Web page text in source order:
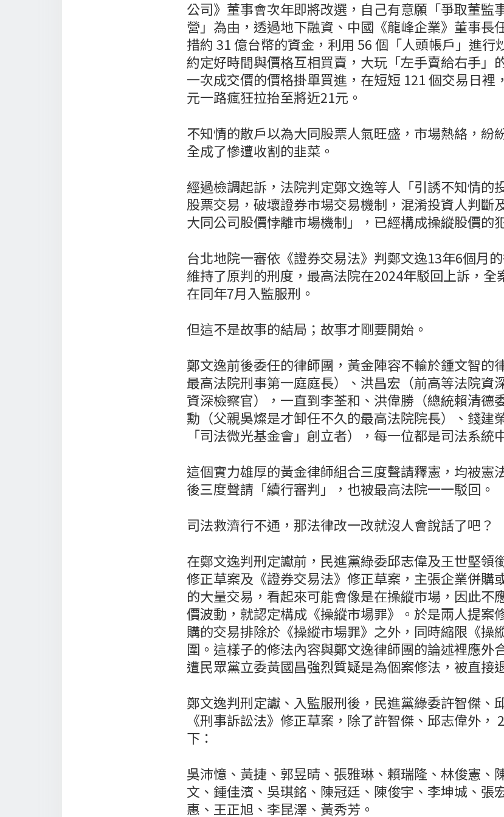
公司》董事會次年即將改選，自己有意願「爭取董監
營」為由，透過地下融資、中國《龍峰企業》董事長
措約 31 億台幣的資金，利用 56 個「人頭帳戶」進行
約定好時間與價格互相買賣，大玩「左手賣給右手」
一次成交價的價格掛單買進，在短短 121 個交易日裡
元一路瘋狂拉抬至將近21元。
不知情的散戶以為大同股票人氣旺盛，市場熱絡，紛
全成了慘遭收割的韭菜。
經過檢調起訴，法院判定鄭文逸等人「引誘不知情的
股票交易，破壞證券市場交易機制，混淆投資人判斷
大同公司股價悖離市場機制」，已經構成操縱股價的
台北地院一審依《證券交易法》判鄭文逸13年6個月
維持了原判的刑度，最高法院在2024年駁回上訴，全
在同年7月入監服刑。
但這不是故事的結局；故事才剛要開始。
鄭文逸前後委任的律師團，黃金陣容不輸於鍾文智的
最高法院刑事第一庭庭長）、洪昌宏（前高等法院資
資深檢察官），一直到李荃和、洪偉勝（總統賴清德
勳（父親吳燦是才卸任不久的最高法院院長）、錢建
「司法微光基金會」創立者），每一位都是司法系統
這個實力雄厚的黃金律師組合三度聲請釋憲，均被憲
後三度聲請「續行審判」，也被最高法院一一駁回。
司法救濟行不通，那法律改一改就沒人會說話了吧？
在鄭文逸判刑定讞前，民進黨綠委邱志偉及王世堅領
修正草案及《證券交易法》修正草案，主張企業併購
的大量交易，看起來可能會像是在操縱市場，因此不
價波動，就認定構成《操縱市場罪》。於是兩人提案
購的交易排除於《操縱市場罪》之外，同時縮限《操
圍。這樣子的修法內容與鄭文逸律師團的論述裡應外
遭民眾黨立委黃國昌強烈質疑是為個案修法，被直接
鄭文逸判刑定讞、入監服刑後，民進黨綠委許智傑、
《刑事訴訟法》修正草案，除了許智傑、邱志偉外，
下：
吳沛憶、黃捷、郭昱晴、張雅琳、賴瑞隆、林俊憲、
文、鍾佳濱、吳琪銘、陳冠廷、陳俊宇、李坤城、張
惠、王正旭、李昆澤、黃秀芳。